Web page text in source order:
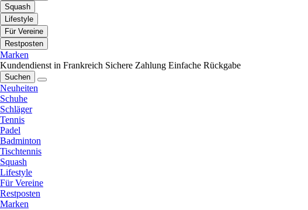
Squash
Lifestyle
Für Vereine
Restposten
Marken
Kundendienst in Frankreich Sichere Zahlung Einfache Rückgabe
Suchen
Neuheiten
Schuhe
Schläger
Tennis
Padel
Badminton
Tischtennis
Squash
Lifestyle
Für Vereine
Restposten
Marken